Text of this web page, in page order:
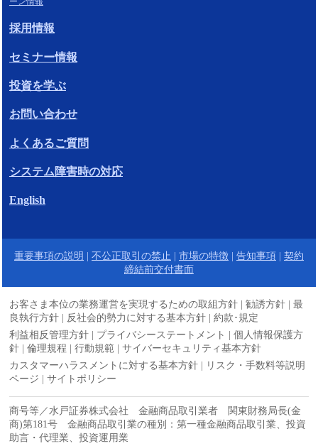
採用情報
セミナー情報
投資を学ぶ
お問い合わせ
よくあるご質問
システム障害時の対応
English
重要事項の説明 | 不公正取引の禁止 | 市場の特徴 | 告知事項 | 契約
締結前交付書面
お客さま本位の業務運営を実現するための取組方針 | 勧誘方針 | 最
良執行方針 | 反社会的勢力に対する基本方針 | 約款･規定
利益相反管理方針 | プライバシーステートメント | 個人情報保護方
針 | 倫理規程 | 行動規範 | サイバーセキュリティ基本方針
カスタマーハラスメントに対する基本方針 | リスク・手数料等説明
ページ | サイトポリシー
商号等／水戸証券株式会社 金融商品取引業者 関東財務局長(金
商)第181号 金融商品取引業の種別：第一種金融商品取引業、投資
助言・代理業、投資運用業